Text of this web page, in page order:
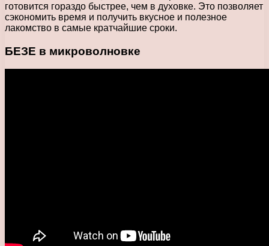
готовится гораздо быстрее, чем в духовке. Это позволяет
сэкономить время и получить вкусное и полезное
лакомство в самые кратчайшие сроки.
БЕЗЕ в микроволновке